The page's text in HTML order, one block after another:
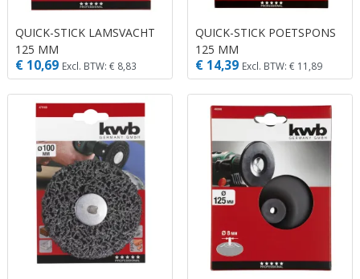
QUICK-STICK LAMSVACHT
125 MM
€ 10,69 Excl. BTW: € 8,83
QUICK-STICK POETSPONS
125 MM
€ 14,39 Excl. BTW: € 11,89